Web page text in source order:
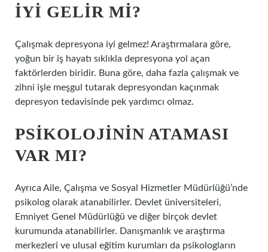
IYI GELIR MI?
Çalışmak depresyona iyi gelmez! Araştırmalara göre,
yoğun bir iş hayatı sıklıkla depresyona yol açan
faktörlerden biridir. Buna göre, daha fazla çalışmak ve
zihni işle meşgul tutarak depresyondan kaçınmak
depresyon tedavisinde pek yardımcı olmaz.
PSIKOLOJININ ATAMASI
VAR MI?
Ayrıca Aile, Çalışma ve Sosyal Hizmetler Müdürlüğü’nde
psikolog olarak atanabilirler. Devlet üniversiteleri,
Emniyet Genel Müdürlüğü ve diğer birçok devlet
kurumunda atanabilirler. Danışmanlık ve araştırma
merkezleri ve ulusal eğitim kurumları da psikologların